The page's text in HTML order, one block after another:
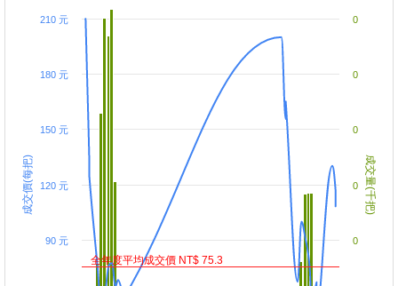
成交價(每把) 成交量(千把)
90 元
120 元
150 元
180 元
210 元
0
0
0
0
0
全年度平均成交價 NT$ 75.3